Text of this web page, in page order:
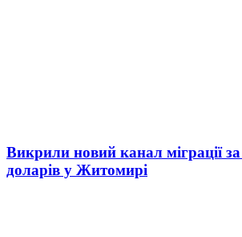
Викрили новий канал міграції
доларів у Житомирі